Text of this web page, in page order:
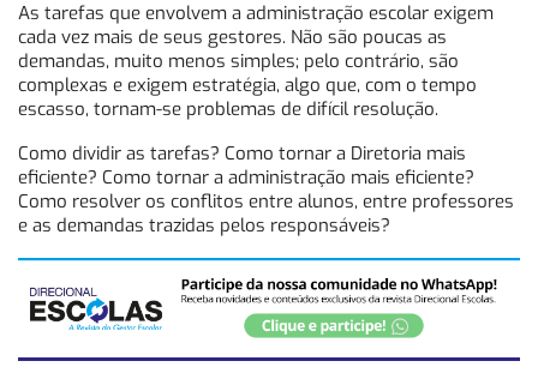
As tarefas que envolvem a administração escolar exigem
cada vez mais de seus gestores. Não são poucas as
demandas, muito menos simples; pelo contrário, são
complexas e exigem estratégia, algo que, com o tempo
escasso, tornam-se problemas de difícil resolução.
Como dividir as tarefas? Como tornar a Diretoria mais
eficiente? Como tornar a administração mais eficiente?
Como resolver os conflitos entre alunos, entre professores
e as demandas trazidas pelos responsáveis?